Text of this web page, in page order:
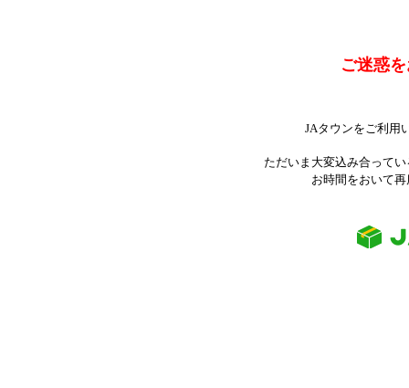
ご迷惑
JAタウンをご利用
ただいま大変込み合って
お時間をおいて